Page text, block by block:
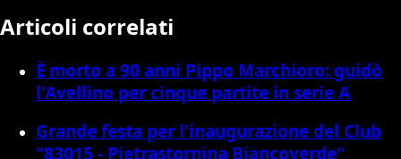
Articoli correlati
È morto a 90 anni Pippo Marchioro: guidò
l'Avellino per cinque partite in serie A
Grande festa per l'inaugurazione del Club
"83015 - Pietrastornina Biancoverde"